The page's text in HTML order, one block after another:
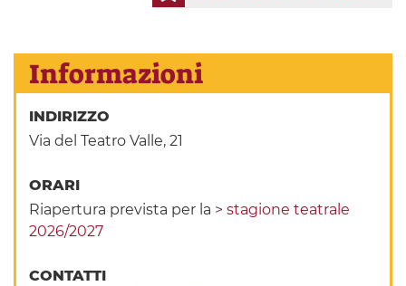
Informazioni
INDIRIZZO
Via del Teatro Valle, 21
ORARI
Riapertura prevista per la >stagione teatrale
2026/2027
CONTATTI